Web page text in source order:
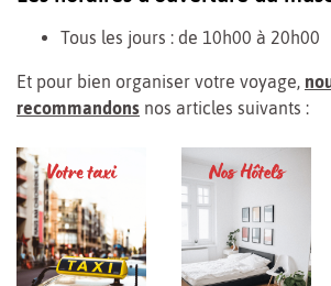
Tous les jours : de 10h00 à 20h00
Et pour bien organiser votre voyage,
recommandons nos articles suivants :